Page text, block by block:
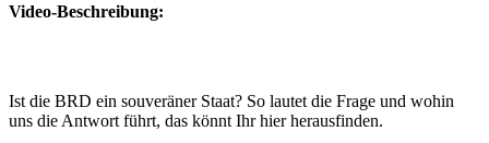
Video-Beschreibung:
Ist die BRD ein souveräner Staat? So lautet die Frage und wohin
uns die Antwort führt, das könnt Ihr hier herausfinden.